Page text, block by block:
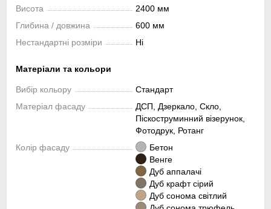
Висота
2400 мм
Глибина / довжина
600 мм
Нестандартні розміри
Ні
Матеріали та кольори
Вибір кольору
Стандарт
Матеріал фасаду
ДСП, Дзеркало, Скло,
Піскоструминний візерунок,
Фотодрук, Ротанг
Колір фасаду
Бетон
Венге
Дуб аппалачі
Дуб крафт сірий
Дуб сонома світлий